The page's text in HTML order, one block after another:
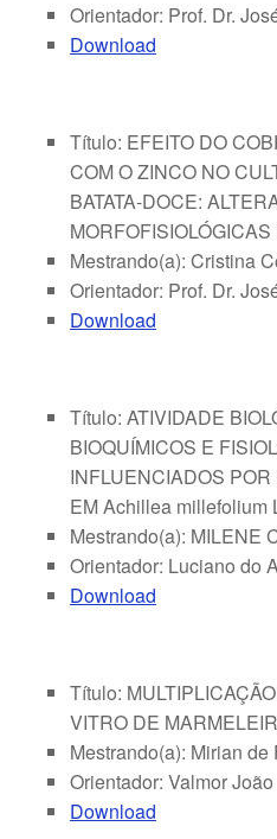
Orientador: Prof. Dr.
Download
Título: EFEITO DO
COM O ZINCO NO
BATATA-DOCE:
Mestrando(a): Cristina
Orientador: Prof. Dr.
Download
Título: ATIVIDADE
BIOQUÍMICOS E
INFLUENCIADOS POR
EM Achillea millefolium
Mestrando(a): MILENE
Orientador: Luciano do
Download
Título:
VITRO DE
Mestrando(a): Mirian de
Orientador: Valmor
Download